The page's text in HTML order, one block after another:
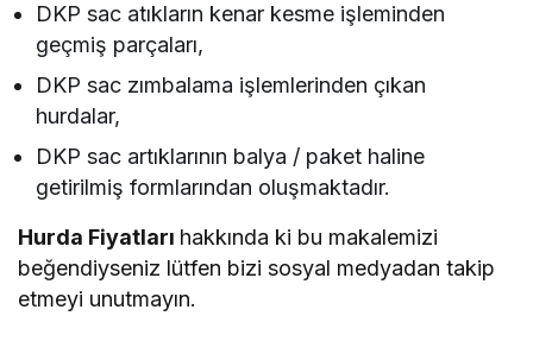
DKP sac atıkların kenar kesme işleminden
geçmiş parçaları,
DKP sac zımbalama işlemlerinden çıkan
hurdalar,
DKP sac artıklarının balya / paket haline
getirilmiş formlarından oluşmaktadır.
Hurda Fiyatları hakkında ki bu makalemizi
beğendiyseniz lütfen bizi sosyal medyadan takip
etmeyi unutmayın.